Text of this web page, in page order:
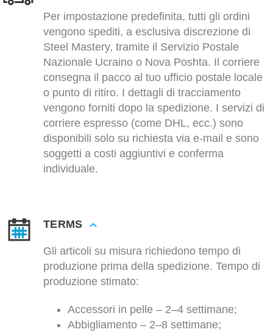
Per impostazione predefinita, tutti gli ordini
vengono spediti, a esclusiva discrezione di
Steel Mastery, tramite il Servizio Postale
Nazionale Ucraino o Nova Poshta. Il corriere
consegna il pacco al tuo ufficio postale locale
o punto di ritiro. I dettagli di tracciamento
vengono forniti dopo la spedizione. I servizi di
corriere espresso (come DHL, ecc.) sono
disponibili solo su richiesta via e-mail e sono
soggetti a costi aggiuntivi e conferma
individuale.
TERMS
Gli articoli su misura richiedono tempo di
produzione prima della spedizione. Tempo di
produzione stimato:
Accessori in pelle – 2–4 settimane;
Abbigliamento – 2–8 settimane;